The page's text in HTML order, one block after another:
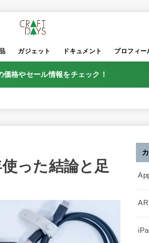
ガジェット ドキュメント プロフィー
価格やセール情報をチェック！
った結論と足